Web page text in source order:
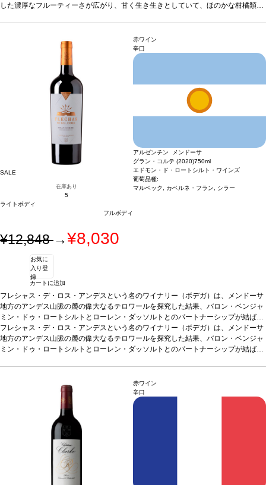
場合は自動的に次のヴィンテージに変更されます、ご了承ください。
した濃厚なフルーティーさが広がり、甘く生き生きとしていて、ほのかな柑橘類も
場合は自動的に次のヴィンテージに変更されます、ご了承ください。
SALE
在庫あり
5
ライトボディ
フルボディ
赤ワイン
辛口
アルゼンチン メンドーサ
グラン・コルテ (2020)750ml
エドモン・ド・ロートシルト・ワインズ
葡萄品種:
マルベック, カベルネ・フラン, シラー
¥12,848→¥8,030
お気に
入り登
録
カートに追加
フレシャス・デ・ロス・アンデスという名のワイナリー（ボデガ）は、メンドーサ
地方のアンデス山脈の麓の偉大なるテロワールを探究した結果、バロン・ベンジャ
ミン・ドゥ・ロートシルトとローレン・ダッソルトとのパートナーシップが結ばれ
ワイナリーの誕生に至った。フレシャス・ロス・アンデスすなわち「アンデスの
矢」は、ロートシルト家のシンボルである5本の矢を示す。（創業に携わった家系
の5人の兄弟を象徴している。） ロートシルト家とダッソー家両家共に最上のワイ
（シャトー・クラーク、シャトー・ダッソー）の経験から得た全知識の貯蔵庫とい
える。どの年においても、収穫、選別共に手作業で行われ、最新技術を導入した機
械を使用して最高品質を作る要件の下発酵が行われる。アンデスの麓、メンドーサ
から120キロ南に位置し、このユニークなテロワールにおいてマルベック品種は主
要品種である。このワインは丹精込めて造られ、マルベックを主体としたブレンド
「グラン・コルテ」が世界規模での展開を志している。
ルゼンチンを代表するマルベックの特徴、スミレとプルーンの芳香を示す。シラー
は半砂漠気候で育ち、すばらしいミネラルとスパイスを持つ。マルベックとシラー
は濃く力強い。エレガンスと柔らかいタンニンとバラの香りはカベルネ・フランが
もたらす。すべてが調和し、複雑味と優雅さを持つ見事な一本。
フレシャス・デ・ロス・アンデスという名のワイナリー（ボデガ）は、メンドーサ
地方のアンデス山脈の麓の偉大なるテロワールを探究した結果、バロン・ベンジャ
ミン・ドゥ・ロートシルトとローレン・ダッソルトとのパートナーシップが結ばれ
の5人の兄弟を象徴している。） ロートシルト家とダッソー家両家共に最上のワイ
ン造りに焦点を当てている。 ワイナリーは2003年に建立され、2004年の収穫より
創業開始。フレシャス・デ・ロス･アンデスのセラーはボルドーの両パートナー
（シャトー・クラーク、シャトー・ダッソー）の経験から得た全知識の貯蔵庫とい
える。どの年においても、収穫、選別共に手作業で行われ、最新技術を導入した機
械を使用して最高品質を作る要件の下発酵が行われる。アンデスの麓、メンドーサ
から120キロ南に位置し、このユニークなテロワールにおいてマルベック品種は主
要品種である。このワインは丹精込めて造られ、マルベックを主体としたブレンド
「グラン・コルテ」が世界規模での展開を志している。
ルゼンチンを代表するマルベックの特徴、スミレとプルーンの芳香を示す。シラー
赤ワイン
辛口